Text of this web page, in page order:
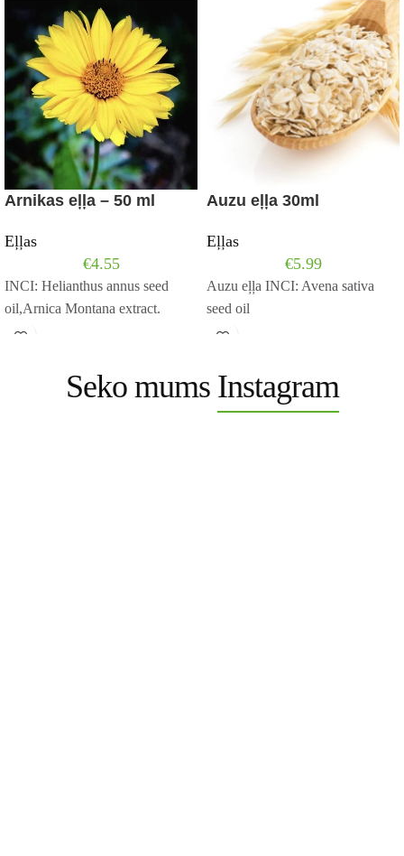
Arnikas eļļa – 50 ml
Eļļas
€4.55
INCI: Helianthus annus seed
oil,Arnica Montana extract.
Auzu eļļa 30ml
Eļļas
€5.99
Auzu eļļa INCI: Avena sativa
seed oil
Seko mums Instagram